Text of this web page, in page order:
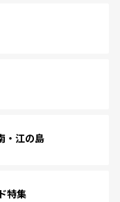
・江の島
特集